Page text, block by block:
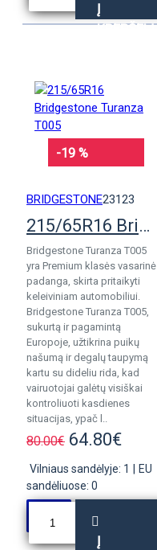
Į
KREPŠELĮ
-19 %
BRIDGESTONE23123
215/65R16 Bridgestone Turanza T005
Bridgestone Turanza T005
yra Premium klasės vasarinė
padanga, skirta pritaikyti
keleiviniam automobiliui.
Bridgestone Turanza T005,
sukurtą ir pagamintą
Europoje, užtikrina puikų
našumą ir degalų taupymą
kartu su dideliu rida, kad
vairuotojai galėtų visiškai
kontroliuoti kasdienes
situacijas, ypač l..
80.00€ 64.80€
Vilniaus sandėlyje: 1
EU
sandėliuose: 0
Į